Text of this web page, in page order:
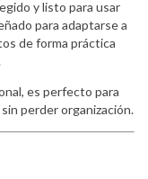
y listo para usar
para adaptarse a
de forma práctica
es perfecto para
perder organización.